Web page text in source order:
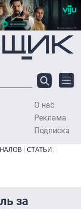
О нас
Реклама
Подписка
СТАТЬИ
за